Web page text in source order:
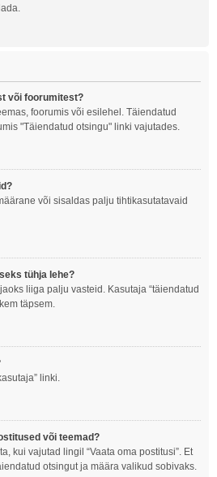
või foorumitest?
foorumis või esilehel. Täiendatud
"Täiendatud otsingu" linki vajutades.
või sisaldas palju tihtikasutatavaid
tühja lehe?
liiga palju vasteid. Kasutaja “täiendatud
täpsem.
linki.
või teemad?
kui vajutad lingil “Vaata oma postitusi”. Et
otsingut ja määra valikud sobivaks.